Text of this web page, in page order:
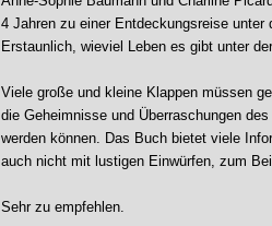
4 Jahren zu einer Entdeckungsreise unter
Erstaunlich, wieviel Leben es gibt unter
Viele große und kleine Klappen müssen
die Geheimnisse und Überraschungen
werden können. Das Buch bietet viele
auch nicht mit lustigen Einwürfen, zum
Sehr zu empfehlen.